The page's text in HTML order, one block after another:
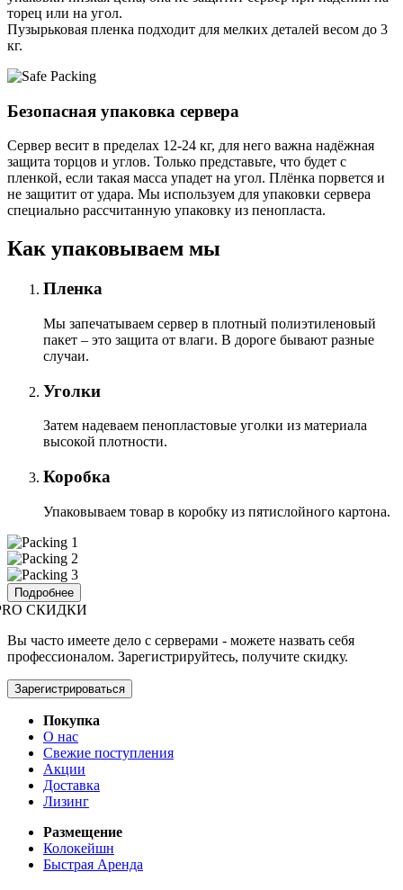
торец или на угол.
Пузырьковая пленка подходит для мелких деталей весом до 3
кг.
Безопасная упаковка сервера
Сервер весит в пределах 12-24 кг, для него важна надёжная
защита торцов и углов. Только представьте, что будет с
пленкой, если такая масса упадет на угол. Плёнка порвется и
не защитит от удара. Мы используем для упаковки сервера
специально расcчитанную упаковку из пенопласта.
Как упаковываем мы
Пленка
Мы запечатываем сервер в плотный полиэтиленовый
пакет – это защита от влаги. В дороге бывают разные
случаи.
Уголки
Затем надеваем пенопластовые уголки из материала
высокой плотности.
Коробка
Упаковываем товар в коробку из пятислойного картона.
Подробнее
СКИДКИ
Вы часто имеете дело с серверами - можете назвать себя
профессионалом. Зарегистрируйтесь, получите скидку.
Зарегистрироваться
Покупка
О нас
Свежие поступления
Акции
Доставка
Лизинг
Размещение
Колокейшн
Быстрая Аренда